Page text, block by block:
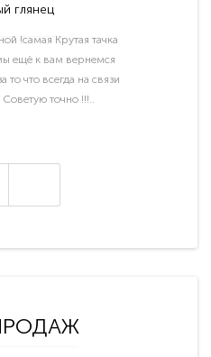
глянец
!самая Крутая тачка
ещё к вам вернемся
то что всегда на связи
точно !!!..